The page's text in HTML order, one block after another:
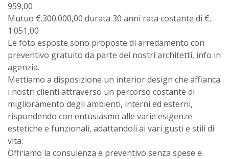
959,00
Mutuo €.300.000,00 durata 30 anni rata costante di €.
1.051,00
Le foto esposte sono proposte di arredamento con
preventivo gratuito da parte dei nostri architetti, info in
agenzia.
Mettiamo a disposizione un interior design che affianca
i nostri clienti attraverso un percorso costante di
miglioramento degli ambienti, interni ed esterni,
rispondendo con entusiasmo alle varie esigenze
estetiche e funzionali, adattandoli ai vari gusti e stili di
vita.
Offriamo la consulenza e preventivo senza spese e